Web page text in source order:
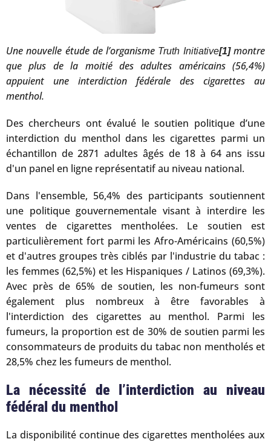
Une nouvelle étude de l’organisme Truth Initiative[1]montre
que plus de la moitié des adultes américains (56,4%)
appuient une interdiction fédérale des cigarettes au
menthol.
Des chercheurs ont évalué le soutien politique d’une
interdiction du menthol dans les cigarettes parmi un
échantillon de 2871 adultes âgés de 18 à 64 ans issu
d'un panel en ligne représentatif au niveau national.
Dans l'ensemble, 56,4% des participants soutiennent
une politique gouvernementale visant à interdire les
ventes de cigarettes mentholées. Le soutien est
particulièrement fort parmi les Afro-Américains (60,5%)
et d'autres groupes très ciblés par l'industrie du tabac :
les femmes (62,5%) et les Hispaniques / Latinos (69,3%).
Avec près de 65% de soutien, les non-fumeurs sont
également plus nombreux à être favorables à
l'interdiction des cigarettes au menthol. Parmi les
fumeurs, la proportion est de 30% de soutien parmi les
consommateurs de produits du tabac non mentholés et
28,5% chez les fumeurs de menthol.
La nécessité de l’interdiction au niveau
fédéral du menthol
La disponibilité continue des cigarettes mentholées aux